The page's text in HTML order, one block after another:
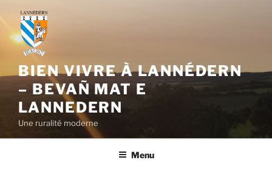
contenu
principal
BIEN VIVRE À LANNÉDERN
– BEVAÑ MAT E
LANNEDERN
Une ruralité moderne
Menu